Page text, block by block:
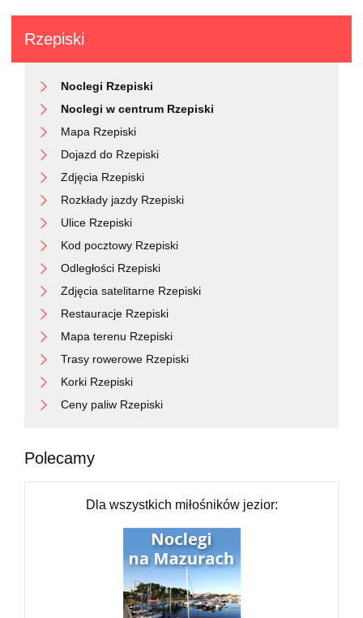
Rzepiski
Noclegi Rzepiski
Noclegi w centrum Rzepiski
Mapa Rzepiski
Dojazd do Rzepiski
Zdjęcia Rzepiski
Rozkłady jazdy Rzepiski
Ulice Rzepiski
Kod pocztowy Rzepiski
Odległości Rzepiski
Zdjęcia satelitarne Rzepiski
Restauracje Rzepiski
Mapa terenu Rzepiski
Trasy rowerowe Rzepiski
Korki Rzepiski
Ceny paliw Rzepiski
Polecamy
Dla wszystkich miłośników jezior: